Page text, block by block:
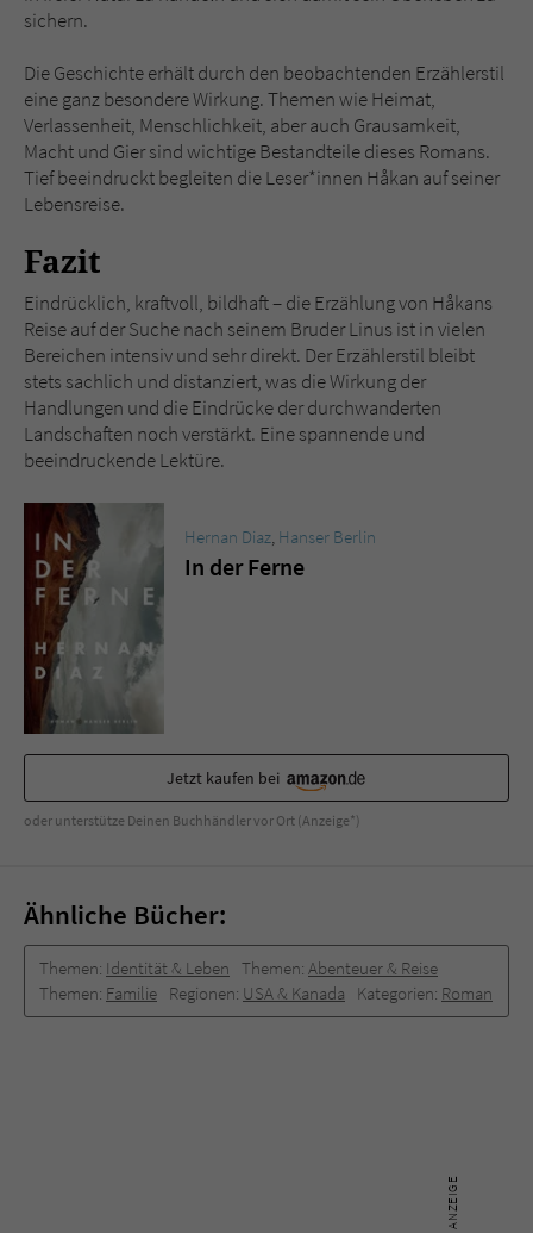
sichern.
Die Geschichte erhält durch den beobachtenden Erzählerstil
eine ganz besondere Wirkung. Themen wie Heimat,
Verlassenheit, Menschlichkeit, aber auch Grausamkeit,
Macht und Gier sind wichtige Bestandteile dieses Romans.
Tief beeindruckt begleiten die Leser*innen Håkan auf seiner
Lebensreise.
Fazit
Eindrücklich, kraftvoll, bildhaft – die Erzählung von Håkans
Reise auf der Suche nach seinem Bruder Linus ist in vielen
Bereichen intensiv und sehr direkt. Der Erzählerstil bleibt
stets sachlich und distanziert, was die Wirkung der
Handlungen und die Eindrücke der durchwanderten
Landschaften noch verstärkt. Eine spannende und
beeindruckende Lektüre.
Hernan Diaz, Hanser Berlin
In der Ferne
Jetzt kaufen bei
oder unterstütze Deinen Buchhändler vor Ort (Anzeige*)
Ähnliche Bücher:
Themen: Identität & Leben Themen: Abenteuer & Reise
Themen: Familie Regionen: USA & Kanada Kategorien: Roman